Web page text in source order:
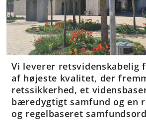
Vi leverer retsvidenskabelig
af højeste kvalitet, der
retssikkerhed, et
bæredygtigt samfund og en
og regelbaseret